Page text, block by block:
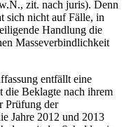
zit. nach juris). Denn
sich nicht auf Fälle, in
Handlung die
Masseverbindlichkeit
entfällt eine
die Beklagte nach ihrem
Prüfung der
Jahre 2012 und 2013